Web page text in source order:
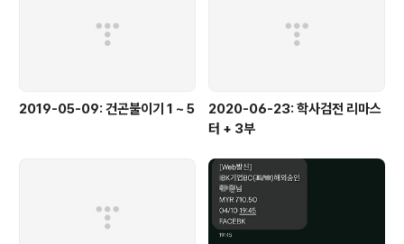
2019-05-09: 건곤불이기 1 ~ 5
2020-06-23: 학사검전 리마스
터 + 3부